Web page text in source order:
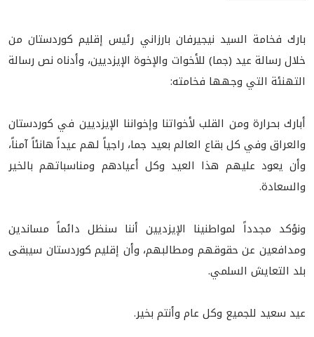
بارك فخامة السيد نيجيرفان بارزاني رئيس إقليم كوردستان من
خلال رسالة عيد (جما) للأخوات والإخوة الإيزديين، وأدناه نص رسالة
التهنئة التي وجهها فخامته:
أبارك بحرارة ومن القلب لأخواتنا وإخواننا الإيزديين في كوردستان
والعراق وفي كل بقاع العالم بعيد جما، راجياً لهم عيداً هانئاً آمناً،
وأن يعود عليهم هذا العيد وكل أعيادهم ومناسباتهم بالخير
والسعادة.
ونؤكد مجدداً لمواطنينا الإيزديين أننا سنظل دائماً مساندين
ومدافعين عن حقوقهم ومطالبهم، وأن إقليم كوردستان سيبقى
بلد التعايش السلمي.
عيد سعيد للجميع وكل عام وأنتم بخير.